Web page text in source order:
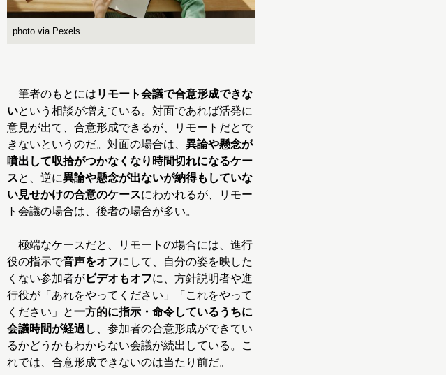
photo via Pexels
筆者のもとには リモート会議で合意形成できな
いという相談が増えている。対面であれば活発に
意見が出て、合意形成できるが、リモートだとで
きないというのだ。対面の場合は、 異論や懸念が
噴出して収拾がつかなくなり時間切れになるケー
スと、逆に異論や懸念が出ないが納得もしていな
い見せかけの合意のケースにわかれるが、リモー
ト会議の場合は、後者の場合が多い。
極端なケースだと、リモートの場合には、進行
役の指示で音声をオフにして、自分の姿を映した
くない参加者がビデオもオフに、方針説明者や進
行役が「あれをやってください」「これをやって
ください」と一方的に指示・命令しているうちに
会議時間が経過 し、参加者の合意形成ができてい
るかどうかもわからない会議が続出している。こ
れでは、合意形成できないのは当たり前だ。